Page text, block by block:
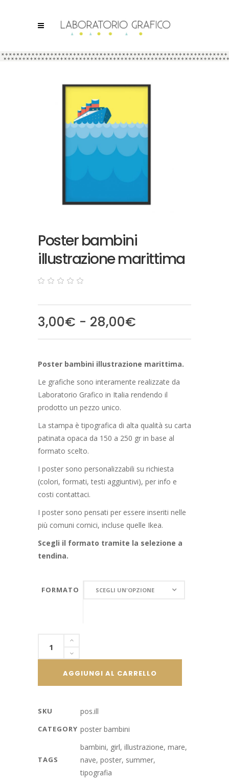
Poster bambini
illustrazione marittima
on
customer
3,00€ - 28,00€
da
3,00€
a
28,00€
Poster bambini illustrazione marittima.
Le grafiche sono interamente realizzate da
Laboratorio Grafico in Italia rendendo il
prodotto un pezzo unico.
La stampa è tipografica di alta qualità su carta
patinata opaca da 150 a 250 gr in base al
formato scelto.
I poster sono personalizzabili su richiesta
(colori, formati, testi aggiuntivi), per info e
costi contattaci.
I poster sono pensati per essere inseriti nelle
più comuni cornici, incluse quelle Ikea.
Scegli il formato tramite la selezione a
tendina.
FORMATO SCEGLI UN'OPZIONE
FORMATO
bambini
marittima
AGGIUNGI AL CARRELLO
SKU pos.ill
CATEGORY poster bambini
TAGS
bambini, girl, illustrazione, mare,
nave, poster, summer,
tipografia